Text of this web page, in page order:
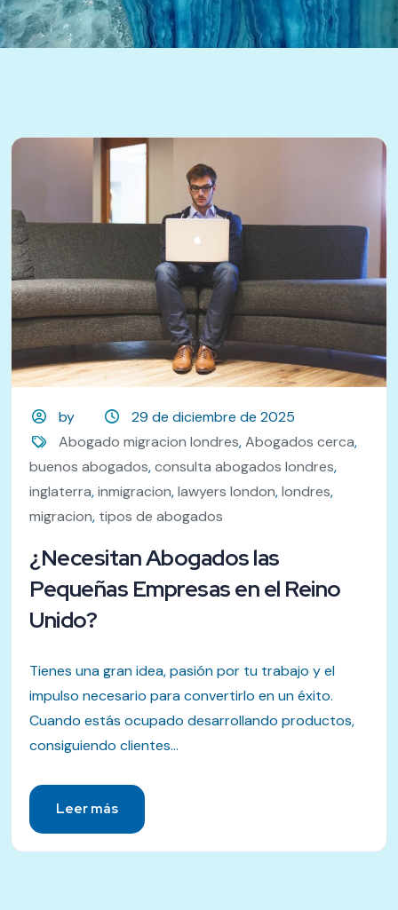
by
29 de diciembre de 2025
Abogado migracion londres,Abogados cerca,
buenos abogados,consulta abogados londres,
inglaterra,inmigracion,lawyers london,londres,
migracion, tipos de abogados
¿Necesitan Abogados las
Pequeñas Empresas en el Reino
Unido?
Tienes una gran idea, pasión por tu trabajo y el
impulso necesario para convertirlo en un éxito.
Cuando estás ocupado desarrollando productos,
consiguiendo clientes...
Leer más